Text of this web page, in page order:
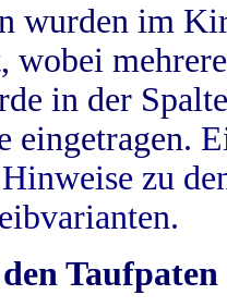
wurden im
wobei
in der
eingetragen.
zu
Taufpaten